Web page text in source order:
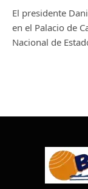
El presidente
en el Palacio de
Nacional de